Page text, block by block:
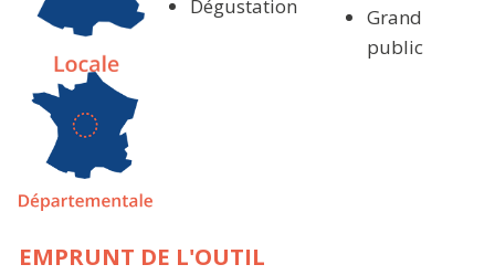
Dégustation
Grand
public
EMPRUNT DE L'OUTIL